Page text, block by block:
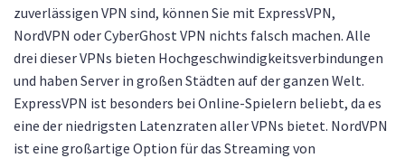
zuverlässigen VPN sind, können Sie mit ExpressVPN,
NordVPN oder CyberGhost VPN nichts falsch machen. Alle
drei dieser VPNs bieten Hochgeschwindigkeitsverbindungen
und haben Server in großen Städten auf der ganzen Welt.
ExpressVPN ist besonders bei Online-Spielern beliebt, da es
eine der niedrigsten Latenzraten aller VPNs bietet. NordVPN
ist eine großartige Option für das Streaming von